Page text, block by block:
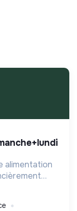
alimentation